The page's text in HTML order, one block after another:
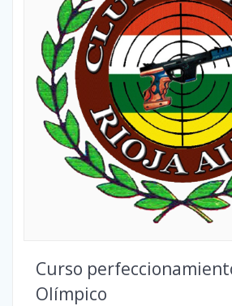
Curso
Olímpico